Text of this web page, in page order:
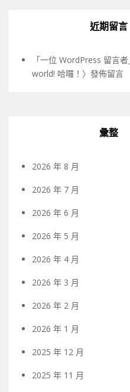
近期留言
「一位 WordPress 留言者
world! 哈囉！ 〉發佈留言
彙整
2026 年 8 月
2026 年 7 月
2026 年 6 月
2026 年 5 月
2026 年 4 月
2026 年 3 月
2026 年 2 月
2026 年 1 月
2025 年 12 月
2025 年 11 月